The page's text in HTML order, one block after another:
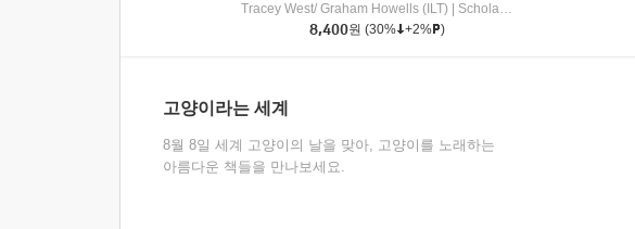
Tracey West/ Graham Howells (ILT)
Scholastic Inc
8,400원 (30% +2% )
고양이라는 세계
8월 8일 세계 고양이의 날을 맞아, 고양이를 노래하는
아름다운 책들을 만나보세요.